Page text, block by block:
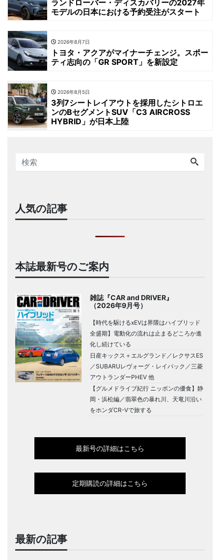
ランドローバー・ディスカバリーの2027年
モデルの日本における予約受注がスタート
2026年8月7日
トヨタ・アクアがマイナーチェンジ。スポー
ティ志向の「GR SPORT」を新設定
2026年8月5日
3列7シートレイアウトを採用したシトロエ
ンのBセグメントSUV「C3 AIRCROSS
HYBRID」が日本上陸
人気の記事
本誌最新号のご案内
雑誌『CAR and DRIVER』
（2026年9月号）
【時代を駆けるxEVは界隈はハイブリッド
全盛期】電動化の流れは止まるどころか進
化し続けている
日産キックス＋エルグランド／レクサスES
／SUBARUレヴォーグ・レイバック／三菱
アウトランダーPHEV 他
【グルメドライブ紀行 ニッポンの優食】静
岡・浜松編／翡翠色の暴れ川、天竜川沿い
をホンダCR-Vで旅する
最新号の詳細はこちら
定期購読の詳細はこちら
最新の記事